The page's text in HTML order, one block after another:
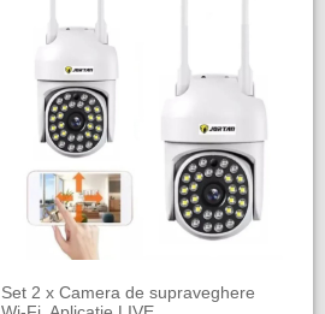
Set 2 x Camera de supraveghere